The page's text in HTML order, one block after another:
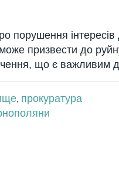
порушення
призвести до
що є важливим
, прокуратура